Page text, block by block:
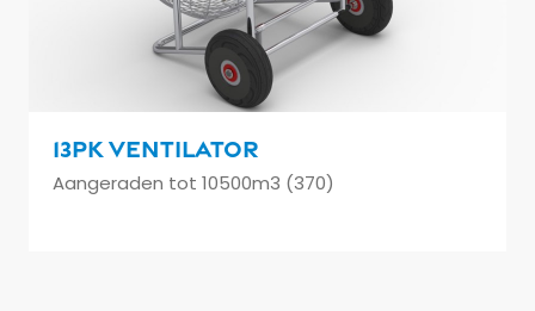
13PK ventilator
Aangeraden tot 10500m3 (370)